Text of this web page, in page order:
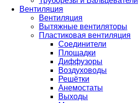
Вентиляция
Вентиляция
Вытяжные вентиляторы
Пластиковая вентиляция
Соединители
Площадки
Диффузоры
Воздуховоды
Решётки
Анемостаты
Выходы